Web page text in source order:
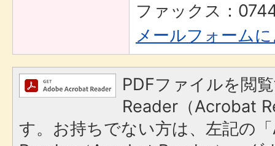
ファックス：
メールフォーム
PDFファイルを閲
Reader（Acrobat
す。お持ちでない方は、左記の